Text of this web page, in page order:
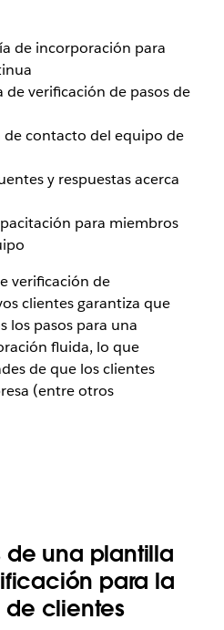
de incorporación para
de verificación de pasos de
de contacto del equipo de
y respuestas acerca
para miembros
verificación de
clientes garantiza que
los pasos para una
fluida, lo que
de que los clientes
(entre otros
de una plantilla
para la
clientes